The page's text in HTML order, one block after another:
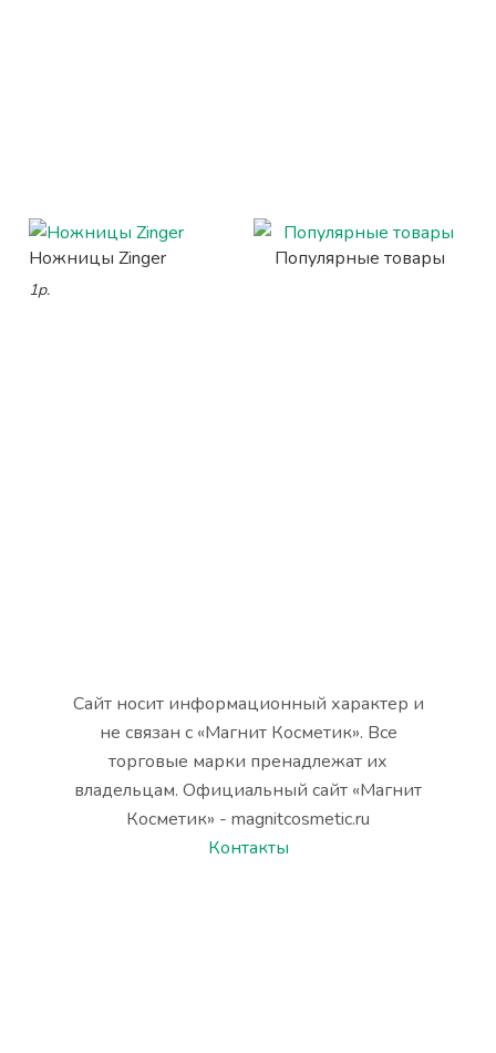
Ножницы Zinger
1р.
Популярные товары
Сайт носит информационный характер и
не связан с «Магнит Косметик». Все
торговые марки пренадлежат их
владельцам. Официальный сайт «Магнит
Косметик» - magnitcosmetic.ru
Контакты